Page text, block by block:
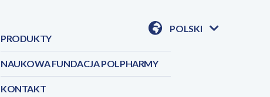
POLSKI
PRODUKTY
NAUKOWA FUNDACJA POLPHARMY
KONTAKT